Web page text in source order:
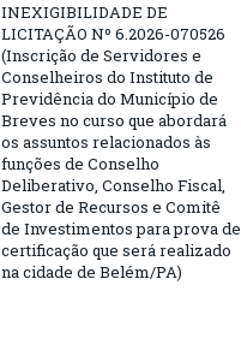
INEXIGIBILIDADE DE
LICITAÇÃO Nº 6.2026-070526
(Inscrição de Servidores e
Conselheiros do Instituto de
Previdência do Município de
Breves no curso que abordará
os assuntos relacionados às
funções de Conselho
Deliberativo, Conselho Fiscal,
Gestor de Recursos e Comitê
de Investimentos para prova de
certificação que será realizado
na cidade de Belém/PA)